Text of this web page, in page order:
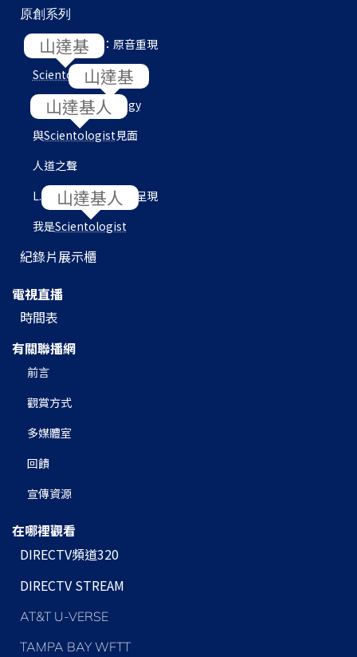
原創系列
L. 羅恩 賀伯特：原音重現
Scientology 內部
目的地：Scientology
與Scientologist 見面
人道之聲
L. 羅恩 賀伯特圖書館呈現
我是Scientologist
紀錄片展示櫃
電視直播
時間表
有關聯播網
前言
觀賞方式
多媒體室
回饋
宣傳資源
在哪裡觀看
DIRECTV頻道320
DIRECTV STREAM
AT&T U-VERSE
TAMPA BAY WFTT